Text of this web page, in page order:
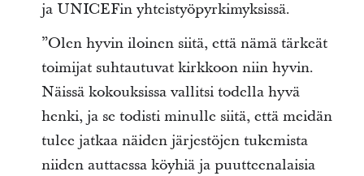
ja UNICEFin yhteistyöpyrkimyksissä.
”Olen hyvin iloinen siitä, että nämä tärkeät
toimijat suhtautuvat kirkkoon niin hyvin.
Näissä kokouksissa vallitsi todella hyvä
henki, ja se todisti minulle siitä, että meidän
tulee jatkaa näiden järjestöjen tukemista
niiden auttaessa köyhiä ja puutteenalaisia